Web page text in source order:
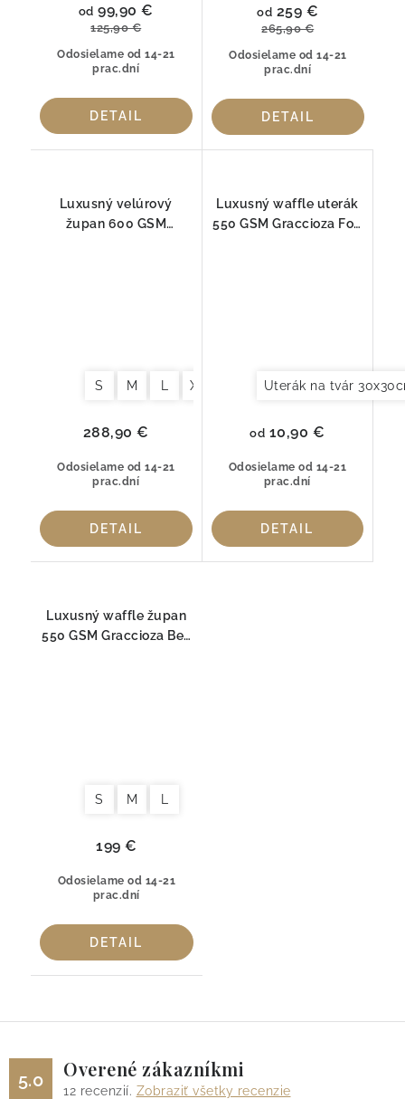
Odosielame od 14-21
prac.dní
od 99,90 €
125,90 €
DETAIL
Odosielame od 14-21
prac.dní
od 259 €
265,90 €
DETAIL
Luxusný velúrový
župan 600 GSM
S M XL
Odosielame od 14-21
prac.dní
288,90 €
DETAIL
Luxusný waffle uterák
550 GSM Graccioza Fog
Uterák na tvár
Odosielame od 14-21
prac.dní
od 10,90 €
DETAIL
Luxusný waffle župan
550 GSM Graccioza Bee
S M L
Odosielame od 14-21
prac.dní
199 €
DETAIL
5.0 Overené zákazníkmi
12 recenzií. Zobraziť všetky recenzie